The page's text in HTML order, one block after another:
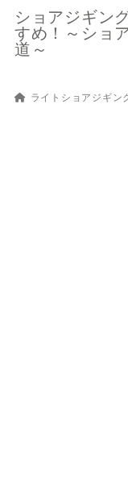
ショアジギン
すめ！～ショ
道～
ライトショアジギン